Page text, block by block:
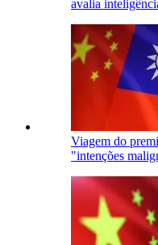
avalia
Viagem do
"intenções